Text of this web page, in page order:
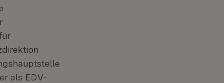
als EDV-